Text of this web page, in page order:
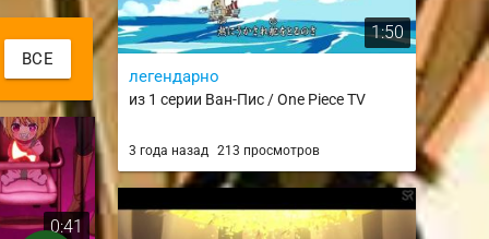
ВСЕ
0:41 0:24
1:50
легендарно
из 1 серии Ван-Пис / One Piece TV
3 года назад 213 просмотров